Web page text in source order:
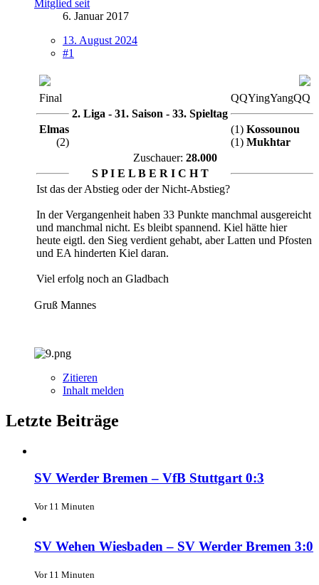
Mitglied seit
6. Januar 2017
13. August 2024
#1
Final
QQYingYangQQ
2. Liga - 31. Saison - 33. Spieltag
Elmas
(2)
(1) Kossounou
(1) Mukhtar
Zuschauer: 28.000
S P I E L B E R I C H T
Ist das der Abstieg oder der Nicht-Abstieg?
In der Vergangenheit haben 33 Punkte manchmal ausgereicht
und manchmal nicht. Es bleibt spannend. Kiel hätte hier
heute eigtl. den Sieg verdient gehabt, aber Latten und Pfosten
und EA hinderten Kiel daran.
Viel erfolg noch an Gladbach
Gruß Mannes
Zitieren
Inhalt melden
Letzte Beiträge
SV Werder Bremen – VfB Stuttgart 0:3
Vor 11 Minuten
SV Wehen Wiesbaden – SV Werder Bremen 3:0
Vor 11 Minuten